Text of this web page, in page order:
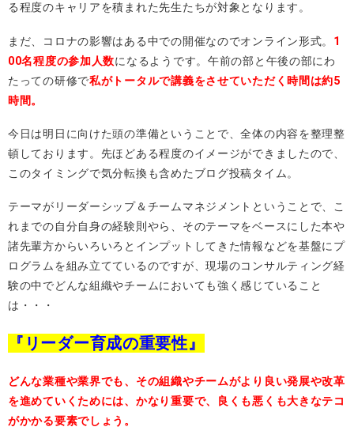
る程度のキャリアを積まれた先生たちが対象となります。
まだ、コロナの影響はある中での開催なのでオンライン形式。 1
00名程度の参加人数になるようです。午前の部と午後の部にわ
たっての研修で私がトータルで講義をさせていただく時間は約5
時間。
今日は明日に向けた頭の準備ということで、全体の内容を整理整
頓しております。先ほどある程度のイメージができましたので、
このタイミングで気分転換も含めたブログ投稿タイム。
テーマがリーダーシップ＆チームマネジメントということで、こ
れまでの自分自身の経験則やら、そのテーマをベースにした本や
諸先輩方からいろいろとインプットしてきた情報などを基盤にプ
ログラムを組み立てているのですが、現場のコンサルティング経
験の中でどんな組織やチームにおいても強く感じていること
は・・・
『リーダー育成の重要性』
どんな業種や業界でも、その組織やチームがより良い発展や改革
を進めていくためには、かなり重要で、良くも悪くも大きなテコ
がかかる要素でしょう。